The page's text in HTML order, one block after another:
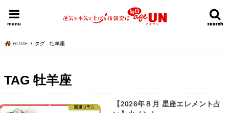
search
search
menu
HOME 明日の運勢ランキング 今週の運勢
HOME タグ : 牡羊座
TAG 牡羊座
開運コラム
【2026年８月 星座エレメント占